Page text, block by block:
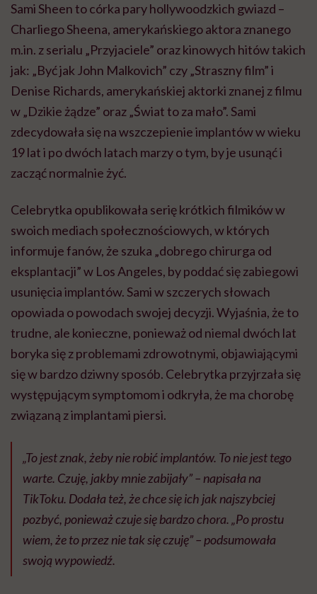
Sami Sheen to córka pary hollywoodzkich gwiazd –
Charliego Sheena, amerykańskiego aktora znanego
m.in. z serialu „Przyjaciele” oraz kinowych hitów takich
jak: „Być jak John Malkovich” czy „Straszny film” i
Denise Richards, amerykańskiej aktorki znanej z filmu
w „Dzikie żądze” oraz „Świat to za mało”. Sami
zdecydowała się na wszczepienie implantów w wieku
19 lat i po dwóch latach marzy o tym, by je usunąć i
zacząć normalnie żyć.
Celebrytka opublikowała serię krótkich filmików w
swoich mediach społecznościowych, w których
informuje fanów, że szuka „dobrego chirurga od
eksplantacji” w Los Angeles, by poddać się zabiegowi
usunięcia implantów. Sami w szczerych słowach
opowiada o powodach swojej decyzji. Wyjaśnia, że to
trudne, ale konieczne, ponieważ od niemal dwóch lat
boryka się z problemami zdrowotnymi, objawiającymi
się w bardzo dziwny sposób. Celebrytka przyjrzała się
występującym symptomom i odkryła, że ma chorobę
związaną z implantami piersi.
„To jest znak, żeby nie robić implantów. To nie jest tego
warte. Czuję, jakby mnie zabijały” – napisała na
TikToku. Dodała też, że chce się ich jak najszybciej
pozbyć, ponieważ czuje się bardzo chora. „Po prostu
wiem, że to przez nie tak się czuję” – podsumowała
swoją wypowiedź.